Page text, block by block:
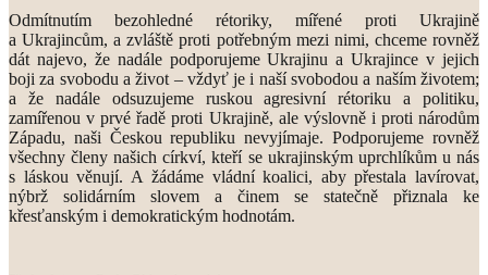
Odmítnutím bezohledné rétoriky, mířené proti Ukrajině
a Ukrajincům, a zvláště proti potřebným mezi nimi, chceme rovněž
dát najevo, že nadále podporujeme Ukrajinu a Ukrajince v jejich
boji za svobodu a život – vždyť je i naší svobodou a naším životem;
a že nadále odsuzujeme ruskou agresivní rétoriku a politiku,
zamířenou v prvé řadě proti Ukrajině, ale výslovně i proti národům
Západu, naši Českou republiku nevyjímaje. Podporujeme rovněž
všechny členy našich církví, kteří se ukrajinským uprchlíkům u nás
s láskou věnují. A žádáme vládní koalici, aby přestala lavírovat,
nýbrž solidárním slovem a činem se statečně přiznala ke
křesťanským i demokratickým hodnotám.